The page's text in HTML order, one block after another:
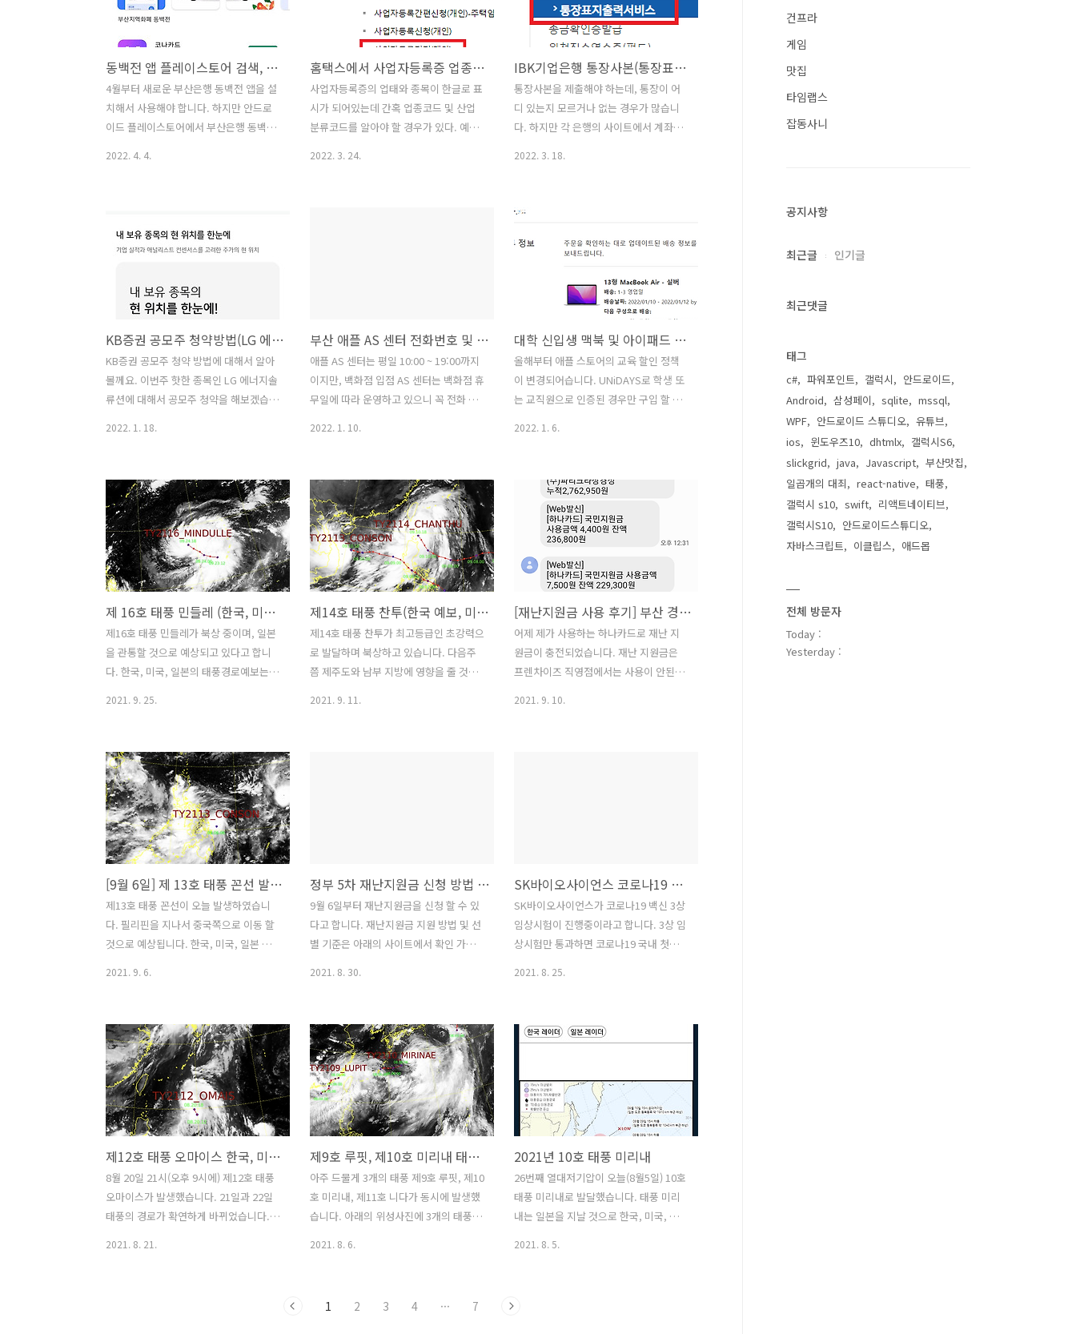
와이파이 상세정보에서 오른쪽 하단의 지
우기를 터치하면 연결된 아이파이가 삭제
됩니다.
상단의 웹마스터 도구를 클릭합니다. 3.
티스트로의 블로그 주소를 입력 후 확인
아이콘을 클릭합니다. 4. 티스토리 블로그
의 소유권 확인을 위해서는 HTML 태크를
선택합니다. 그리고 티스토리 블로그 관
리 화면으로 이동하는데, 태그의 이름과
내용을 복사해서 사용 할 겁니다. 5. 티스
동백전 앱 플레이스토어 검색, 설치, 이전 카드 이관 확인하기
4월부터 새로운 부산은행 동백전 앱을 설
치해서 사용해야 합니다. 하지만 안드로
이드 플레이스토어에서 부산은행 동백전
번의 약관동의에 동의 합니다. - 휴대폰
세요. - 동백전 앱에서 충전등에 사용 할
비밀번호를 입력하세요. - 충전에 필요한
은행 계좌를 연결하세요. - 부산은행 동백
전을 실행합니다. 3. 이전에 사용하던 카
드가 잘 이관되었는지 확인하세요.
2022. 4. 4.
홈택스에서 사업자등록증 업종코드 & 산업분류코드 확인 방법
사업자등록증의 업태와 종목이 한글로 표
시가 되어있는데 간혹 업종코드 및 산업
분류코드를 알아야 할 경우가 있다. 예를
다. 3. 정정할 사항을 업종 정정을 선택 후
다음 버튼을 클릭합니다. 4. 아래와 같이
사업자등록증의 업종코드 및 산업분류코
드를 확인 할 수 있습니다.
2022. 3. 24.
IBK기업은행 통장사본(통장표지) 인터넷발급하기
통장사본을 제출해야 하는데, 통장이 어
디 있는지 모르거나 없는 경우가 많습니
다. 하지만 각 은행의 사이트에서 계좌의
행 www.ibk.co.kr 2. 기업은행 홈페이지
상단메뉴의 뱅킹관리 > 통장표지출력서
비스를 클릭합니다. 3. 통장표지를 출력할
계좌를 선택 후 통장표지만 출력을 선택
후 확인 버튼을 클릭합니다. 4. 통장표지
출력서비스 화면의 인쇄 또는 간편인쇄
버튼을 클릭하여 통장사본을 출력하세요.
2022. 3. 18.
KB증권 공모주 청약방법(LG 에너지솔류션)
KB증권 공모주 청약 방법에 대해서 알아
볼께요. 이번주 핫한 종목인 LG 에너지솔
류션에 대해서 공모주 청약을 해보겠습니
대충/공모주 메뉴를 터치합니다. 3. (오
픈)뱅킹 대출/공모주의 공모주/실권주 메
뉴를 터치합니다. 4. 공모주/실권주 청약
의 청약신청 메뉴를 터치합니다. 5. 공모
주를 청약 할 계좌를 선택합니다. 6. 계좌
비밀번호를 입력 후 완료를 터치합니다.
7. 청약신청에서 LG에너지솔류션의 청약
신청 버튼을 터치합니다. 8. 증거금표 버
튼을 터치하여 청약 할 주를 선택합니다.
10주를 청약 할 경우 10주청약 버튼을 터
치하면 됩니다. 9. 청약주식수를 터치합니
2022. 1. 18.
부산 애플 AS 센터 전화번호 및 주소
애플 AS 센터는 평일 10:00 ~ 19:00까지
이지만, 백화점 입점 AS 센터는 백화점 휴
무일에 따라 운영하고 있으니 꼭 전화 후
1522-6222 부산광역시 해운대구 센텀남
대로 50 임페리얼타워 3층 302호 ANT 서
면점 051-816-9903 부산광역시 부산진
구 가야대로 772 롯데백화점 9층 ANT 부
산대점 051-553-9901 부산광역시 금정
구 금정로 68번길 35 3층 ANT 경성대점
051-611-9947 부산광역시 남구 수영로
295(대연동) 세웅빌딩 2층
2022. 1. 10.
대학 신입생 맥북 및 아이패드 애플 스토어에서 교육 할인 받기
올해부터 애플 스토어의 교육 할인 정책
이 변경되어습니다. UNiDAYS로 학생 또
는 교직원으로 인증된 경우만 구입 할 수
없습니다. 신입생의 경우 교육 할인을 받
을 수 있는지 애플 홈페이지에서 챗팅으
로 문의를 해보았습니다. 신입생이 교육
할인을 받을 수 있는 방법은 유선상으로
처리를 해야 합니다. 1. 애플 구매지원부
서로 전화 연결 - 전화번호 : 080-330-
8877 - ARS 번호 : 4(결재내역 등...) →
4(기타)를 입력 - 주문 번호 : 아무 숫자나
입력하면 구매지원부서와 연결됩니다. -
상담사에서 이번에 대학에 입학한 신입생
이라고 하면 교육 할인을 받을 수 있도록
2022. 1. 6.
제 16호 태풍 민들레 (한국, 미국, 일본 태풍 경로 예보)
제16호 태풍 민들레가 북상 중이며, 일본
을 관통할 것으로 예상되고 있다고 합니
다. 한국, 미국, 일본의 태풍경로예보는
2021. 9. 25.
제14호 태풍 찬투(한국 예보, 미국 예보, 일본 예보)
제14호 태풍 찬투가 최고등급인 초강력으
로 발달하며 북상하고 있습니다. 다음주
쯤 제주도와 남부 지방에 영향을 줄 것을
2021. 9. 11.
[재난지원금 사용 후기] 부산 경성대 파리바게뜨, KFC 직영점
어제 제가 사용하는 하나카드로 재난 지
원금이 충전되었습니다. 재난 지원금은
프렌차이즈 직영점에서는 사용이 안된다
2021. 9. 10.
[9월 6일] 제 13호 태풍 꼰선 발생 (한국 태풍예보, 미국 태풍예보, 일본 태풍예보)
제13호 태풍 꼰선이 오늘 발생하였습니
다. 필리핀을 지나서 중국쪽으로 이동 할
것으로 예상됩니다. 한국, 미국, 일본 예
https://play.google.com/store/apps/details?
id=com.jmsys.typhoon 제13호 태풍
꼰선 위성사진 한국 태풍 예보 미국 태풍
예보 일본 태풍 예보
2021. 9. 6.
정부 5차 재난지원금 신청 방법 및 선정 기준
9월 6일부터 재난지원금을 신청 할 수 있
다고 합니다. 재난지원금 지원 방법 및 선
별 기준은 아래의 사이트에서 확인 가능
눈에 보는 정책 - 코로나19 피해지원 3종
패키지(정부 5차 재난지원금) 1.지원내용
별 온라인 신청방법2.지원내용별 상세 1.
지원내용별 온라인 신청방법 지원내용 온
라인 신청방법 문의 코로나 상생 국민지
원금 ☞ (신용,체크카드) 카드사 홈페이
지,앱 ☞ (모바일,카 www.korea.kr
2021. 8. 30.
SK바이오사이언스 코로나19 백식 3상 임상시험 참여하고 싶다며..
SK바이오사이언스가 코로나19 백신 3상
임상시험이 진행중이라고 합니다. 3상 임
상시험만 통과하면 코로나19 국내 첫번째
고 하네요. 아래의 홈페이지에서 참여 가
능합니다.
코로나19임상시험포털 코로나를 극복하
고 건강한 삶을 찾기 위한 국민과 환자 그
리고 임상시험 종사자 등 전문가가 필요
로 하는 임상시험관련 정보를 제공
www.koreaclinicaltrials.org
2021. 8. 25.
제12호 태풍 오마이스 한국, 미국, 일본 태풍 경로 예보
8월 20일 21시(오후 9시에) 제12호 태풍
오마이스가 발생했습니다. 21일과 22일
태풍의 경로가 확연하게 바뀌었습니다.
2021. 8. 21.
제9호 루핏, 제10호 미리내 태풍 경로 한국, 미국, 일본 예보
아주 드물게 3개의 태풍 제9호 루핏, 제10
호 미리내, 제11호 니다가 동시에 발생했
습니다. 아래의 위성사진에 3개의 태풍이
처만 예보가 되어있습니다. 아래의 안드
2021. 8. 6.
2021년 10호 태풍 미리내
26번째 열대저기압이 오늘(8월5일) 10호
태풍 미리내로 발달했습니다. 태풍 미리
내는 일본을 지날 것으로 한국, 미국, 일본
2021. 8. 5.
1 2 3 4 ··· 7
건프라
게임
맛집
타임랩스
잡동사니
공지사항
최근글 인기글
최근댓글
태그
c# 파워포인트 갤럭시
안드로이드
Android
삼성페이 sqlite
mssql
WPF
안드로이드 스튜디오
유튜브
ios
윈도우즈10 dhtmlx
갤럭시S6
slickgrid
java Javascript
부산맛집
일곱개의 대죄
react-native
태풍
갤럭시 s10
swift
리액트네이티브
갤럭시S10
안드로이드스튜디오
자바스크립트
이클립스 애드몹
전체 방문자
Today :
Yesterday :